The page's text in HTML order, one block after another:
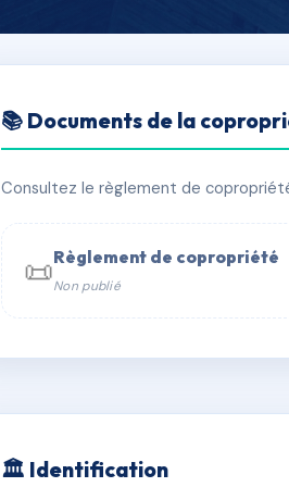
Champvert -
📍 173 av barthelemy buyer 69005
📞 Contacter Syndic Digital
📚 Documents de la
Consultez le règlement de
📜Règlement de copropriété
Non publié
🏛 Identification